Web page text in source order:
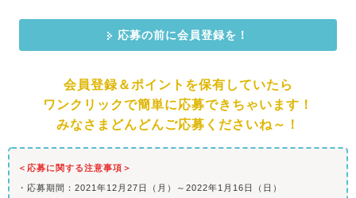
応募の前に会員登録を！
会員登録＆ポイントを保有していたら
ワンクリックで簡単に応募できちゃいます！
みなさまどんどんご応募くださいね～！
＜応募に関する注意事項＞
・応募期間：2021年12月27日（月）～2022年1月16日（日）